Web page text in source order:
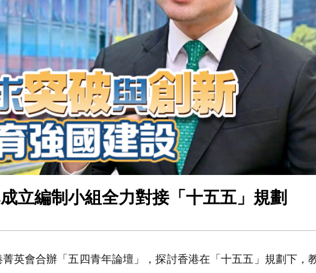
立編制小組全力對接「十五五」規劃
英會合辦「五四青年論壇」，探討香港在「十五五」規劃下，